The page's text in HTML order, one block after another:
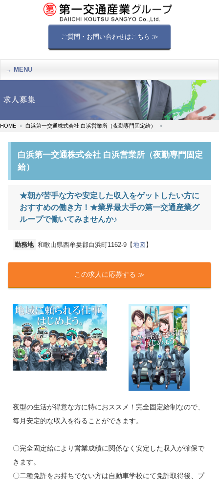
ご質問・お問い合わせはこちら ≫
MENU
HOME 白浜第一交通株式会社 白浜営業所（夜勤専門固定給）
白浜第一交通株式会社 白浜営業所（夜勤専門固定
給）
★朝が苦手な方や安定した収入をゲットしたい方に
おすすめの働き方！★業界最大手の第一交通産業グ
ループで働いてみませんか♪
勤務地 和歌山県西牟婁郡白浜町1162-9【地図】
この求人に応募する ≫
夜型の生活が得意な方に特におススメ！完全固定給制なので、
毎月安定的な収入を得ることができます。
〇完全固定給により営業成績に関係なく安定した収入が確保で
きます。
〇二種免許をお持ちでない方は自動車学校にて免許取得後、プ